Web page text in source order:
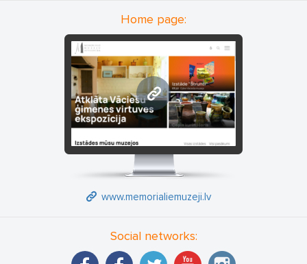
Home page:
www.memorialiemuzeji.lv
www.memorialiemuzeji.lv
Social networks: